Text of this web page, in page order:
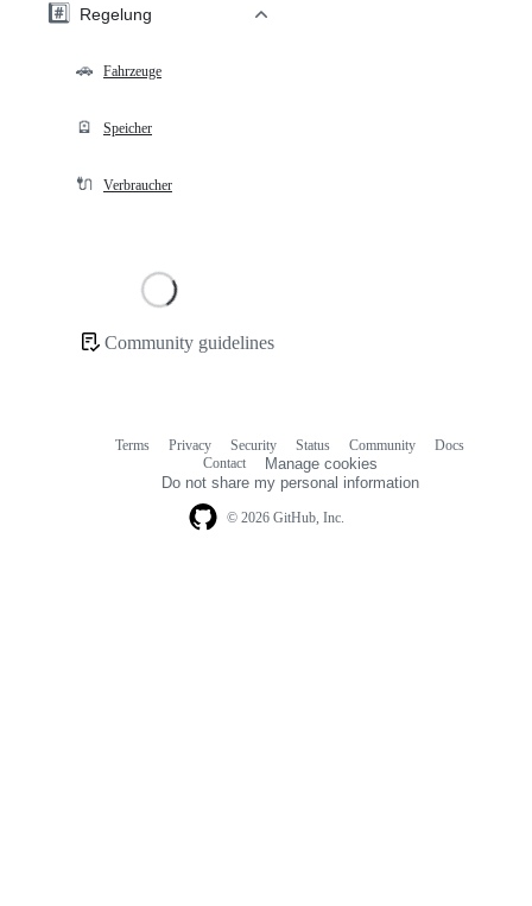
#️⃣ Regelung
🚗 Fahrzeuge
🪫 Speicher
🔌 Verbraucher
Community guidelines
© 2026 GitHub, Inc.
Terms Privacy Security Status Community
Docs
Contact
Manage cookies
Do not share my personal information